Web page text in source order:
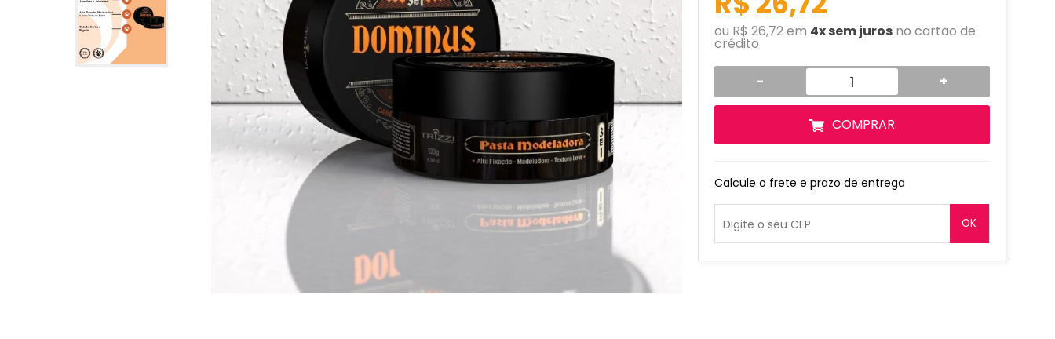
ou R$ 26,72 em 4x sem jurosno cartão de
crédito
- +
COMPRAR
Calcule o frete e prazo de entrega
OK